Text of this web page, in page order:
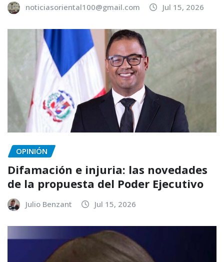
noticiasoriental100@gmail.com Jul 15, 2026
OPINIÓN
Difamación e injuria: las novedades
de la propuesta del Poder Ejecutivo
Julio Benzant Jul 15, 2026